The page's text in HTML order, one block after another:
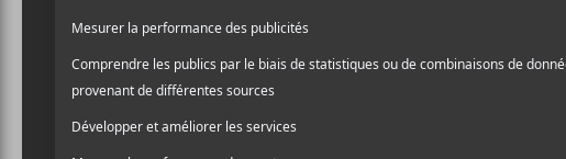
C’est sûr que l’effervescence de
mélomanes qui se promènent
spécial pour Montréal, c’est
Festival international de jazz de
Ménard et Alain Simard, ne se